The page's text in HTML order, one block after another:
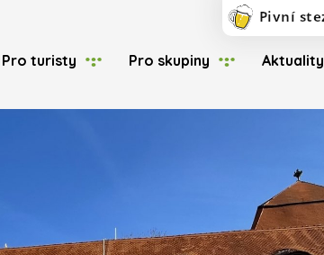
Pro turisty Pro skupiny Aktuality